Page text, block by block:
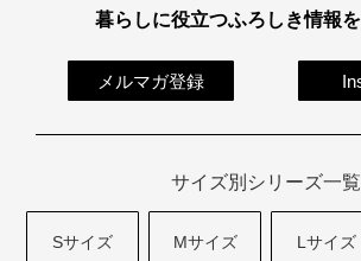
暮らしに役立つふろしき情報
メルマガ登録
サイズ別シリーズ一覧
Sサイズ Mサイズ Lサイズ